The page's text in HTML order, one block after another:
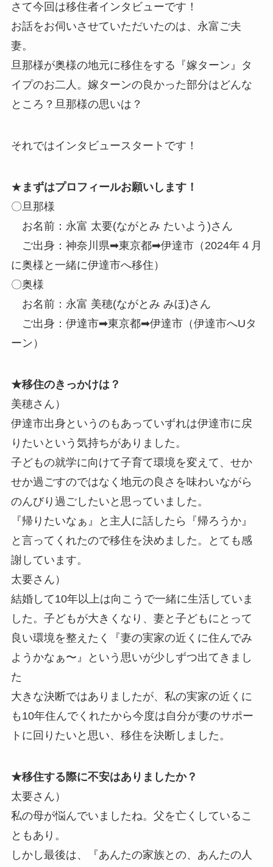
さて今回は移住者インタビューです！
お話をお伺いさせていただいたのは、永富ご夫
妻。
旦那様が奥様の地元に移住をする『嫁ターン』タ
イプのお二人。嫁ターンの良かった部分はどんな
ところ？旦那様の思いは？
それではインタビュースタートです！
★ まずはプロフィールお願いします！
〇旦那様
お名前：永富 太要(ながとみ たいよう)さん
ご出身：神奈川県➡東京都➡伊達市（2024年４月
に奥様と一緒に伊達市へ移住）
〇奥様
お名前：永富 美穂(ながとみ みほ)さん
ご出身：伊達市➡東京都➡伊達市（伊達市へUタ
ーン）
★移住のきっかけは？
美穂さん）
伊達市出身というのもあっていずれは伊達市に戻
りたいという気持ちがありました。
子どもの就学に向けて子育て環境を変えて、せか
せか過ごすのではなく地元の良さを味わいながら
のんびり過ごしたいと思っていました。
『帰りたいなぁ』と主人に話したら『帰ろうか』
と言ってくれたので移住を決めました。とても感
謝しています。
太要さん）
結婚して10年以上は向こうで一緒に生活していま
した。子どもが大きくなり、妻と子どもにとって
良い環境を整えたく『妻の実家の近くに住んでみ
ようかなぁ〜』という思いが少しずつ出てきまし
た
大きな決断ではありましたが、私の実家の近くに
も10年住んでくれたから今度は自分が妻のサポー
トに回りたいと思い、移住を決断しました。
★移住する際に不安はありましたか？
太要さん）
私の母が悩んでいましたね。父を亡くしているこ
ともあり。
しかし最後は、『あんたの家族との、あんたの人